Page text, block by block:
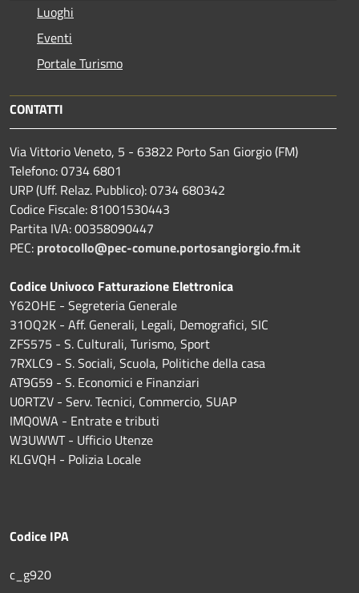
Luoghi
Eventi
Portale Turismo
CONTATTI
Via Vittorio Veneto, 5 - 63822 Porto San Giorgio (FM)
Telefono: 0734 6801
URP (Uff. Relaz. Pubblico): 0734 680342
Codice Fiscale: 81001530443
Partita IVA: 00358090447
PEC: protocollo@pec-comune.portosangiorgio.fm.it
Codice Univoco Fatturazione Elettronica
Y62OHE - Segreteria Generale
31OQ2K - Aff. Generali, Legali, Demografici, SIC
ZFS575 - S. Culturali, Turismo, Sport
7RXLC9 - S. Sociali, Scuola, Politiche della casa
AT9G59 - S. Economici e Finanziari
U0RTZV - Serv. Tecnici, Commercio, SUAP
IMQ0WA - Entrate e tributi
W3UWWT - Ufficio Utenze
KLGVQH - Polizia Locale
Codice IPA
c_g920